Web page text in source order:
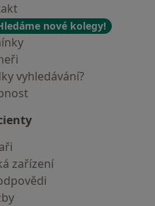
nové kolegy!
vyhledávání?
zařízení